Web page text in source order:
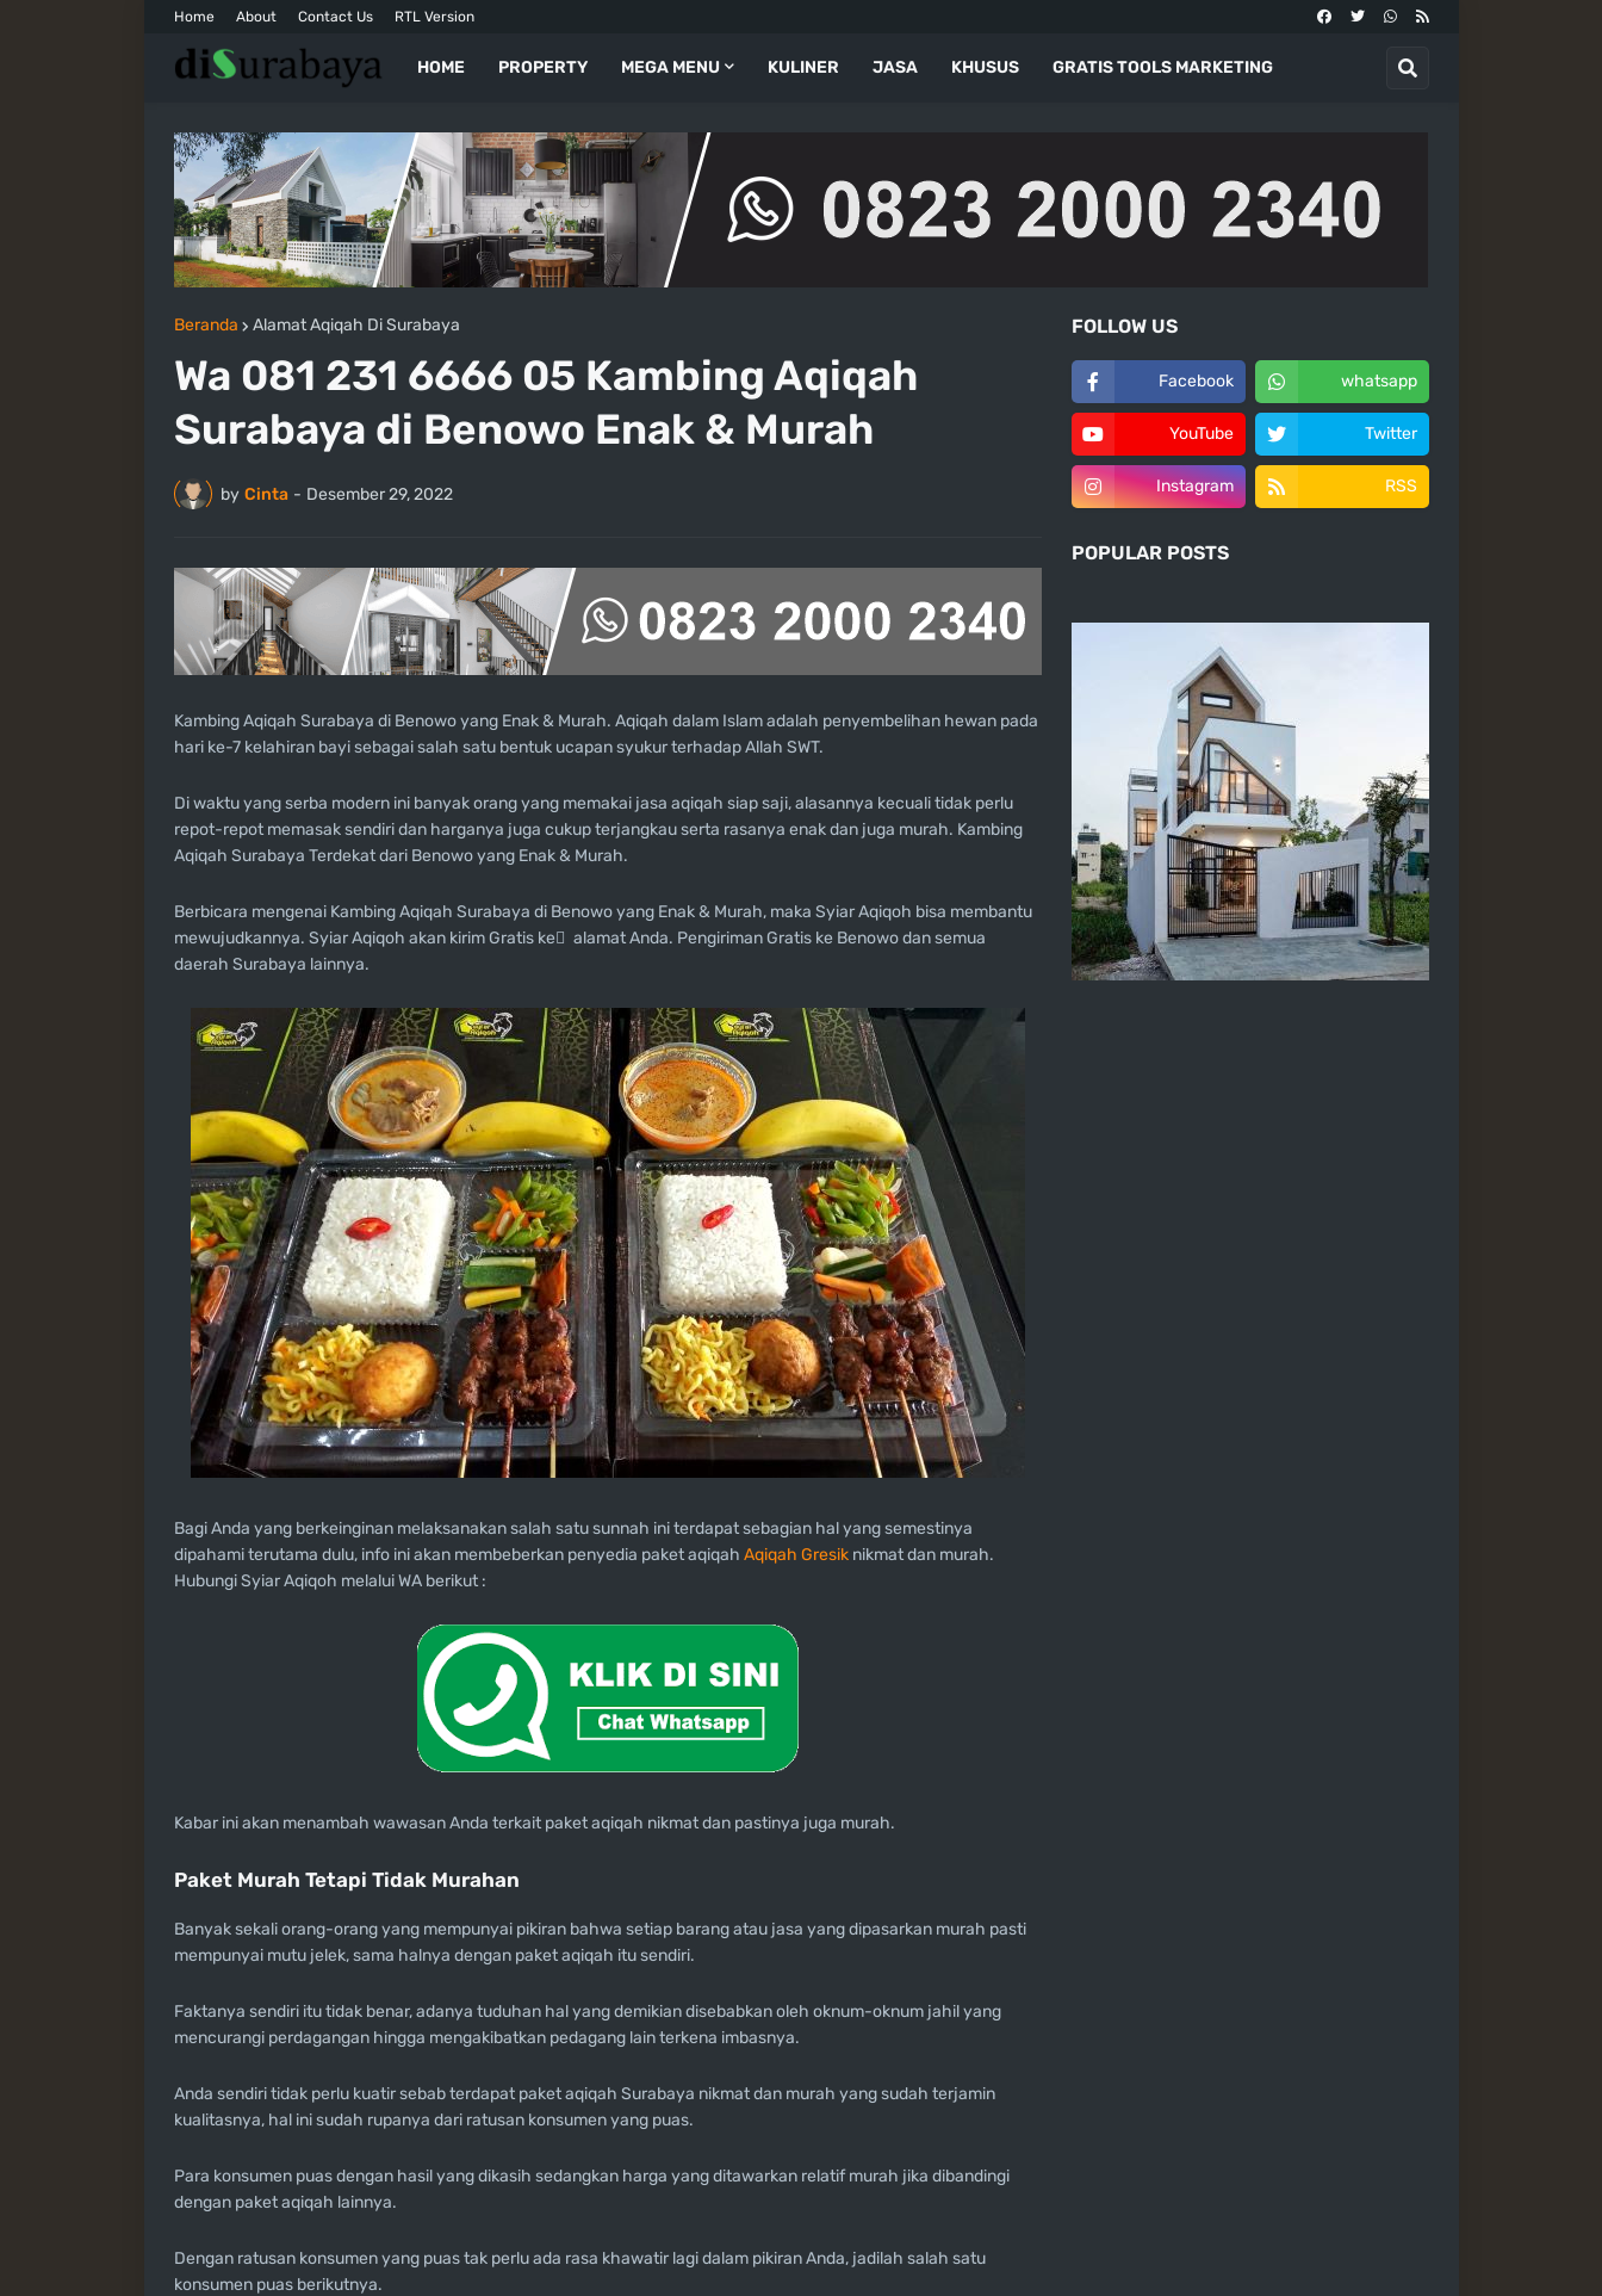
Home About Contact Us RTL Version
HOME PROPERTY MEGA MENU KULINER JASA KHUSUS GRATIS TOOLS MARKETING
Beranda Alamat Aqiqah Di Surabaya
Wa 081 231 6666 05 Kambing Aqiqah
Surabaya di Benowo Enak & Murah
by Cinta - Desember 29, 2022
Kambing Aqiqah Surabaya di Benowo yang Enak & Murah. Aqiqah dalam Islam adalah penyembelihan hewan pada
hari ke-7 kelahiran bayi sebagai salah satu bentuk ucapan syukur terhadap Allah SWT.
Di waktu yang serba modern ini banyak orang yang memakai jasa aqiqah siap saji, alasannya kecuali tidak perlu
repot-repot memasak sendiri dan harganya juga cukup terjangkau serta rasanya enak dan juga murah. Kambing
Aqiqah Surabaya Terdekat dari Benowo yang Enak & Murah.
Berbicara mengenai Kambing Aqiqah Surabaya di Benowo yang Enak & Murah, maka Syiar Aqiqoh bisa membantu
mewujudkannya. Syiar Aqiqoh akan kirim Gratis ke ِ alamat Anda. Pengiriman Gratis ke Benowo dan semua
daerah Surabaya lainnya.
Bagi Anda yang berkeinginan melaksanakan salah satu sunnah ini terdapat sebagian hal yang semestinya
dipahami terutama dulu, info ini akan membeberkan penyedia paket aqiqah Aqiqah Gresiknikmat dan murah.
Hubungi Syiar Aqiqoh melalui WA berikut :
Kabar ini akan menambah wawasan Anda terkait paket aqiqah nikmat dan pastinya juga murah.
Paket Murah Tetapi Tidak Murahan
Banyak sekali orang-orang yang mempunyai pikiran bahwa setiap barang atau jasa yang dipasarkan murah pasti
mempunyai mutu jelek, sama halnya dengan paket aqiqah itu sendiri.
Faktanya sendiri itu tidak benar, adanya tuduhan hal yang demikian disebabkan oleh oknum-oknum jahil yang
mencurangi perdagangan hingga mengakibatkan pedagang lain terkena imbasnya.
Anda sendiri tidak perlu kuatir sebab terdapat paket aqiqah Surabaya nikmat dan murah yang sudah terjamin
kualitasnya, hal ini sudah rupanya dari ratusan konsumen yang puas.
Para konsumen puas dengan hasil yang dikasih sedangkan harga yang ditawarkan relatif murah jika dibandingi
dengan paket aqiqah lainnya.
Dengan ratusan konsumen yang puas tak perlu ada rasa khawatir lagi dalam pikiran Anda, jadilah salah satu
konsumen puas berikutnya.
FOLLOW US
Facebook whatsapp
YouTube Twitter
Instagram RSS
POPULAR POSTS